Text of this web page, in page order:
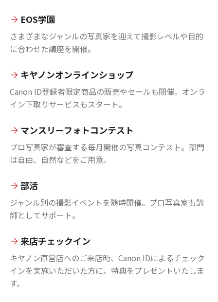
EOS学園
さまざまなジャンルの写真家を迎えて撮影レベルや目的
に合わせた講座を開催。
キヤノンオンラインショップ
Canon ID登録者限定商品の販売やセールも開催。オンラ
イン下取りサービスもスタート。
マンスリーフォトコンテスト
プロ写真家が審査する毎月開催の写真コンテスト。部門
は自由、自然などをご用意。
部活
ジャンル別の撮影イベントを随時開催。プロ写真家も講
師としてサポート。
来店チェックイン
キヤノン直営店へのご来店時、Canon IDによるチェック
インを実施いただいた方に、特典をプレゼントいたしま
す。